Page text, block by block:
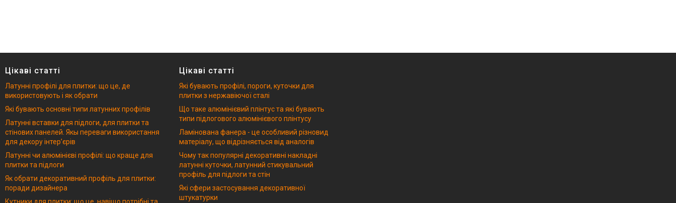
Цікаві статті
Латунні профілі для плитки: що це, де
використовують і як обрати
Які бувають основні типи латунних профілів
Латунні вставки для підлоги, для плитки та
стінових панелей. Якы переваги використання
для декору інтерʼєрів
Латунні чи алюмінієві профілі: що краще для
плитки та підлоги
Як обрати декоративний профіль для плитки:
поради дизайнера
Кутники для плитки: що це, навіщо потрібні та
Цікаві статті
Які бувають профілі, пороги, куточки для
плитки з нержавіючої сталі
Що таке алюмінієвий плінтус та які бувають
типи підлогового алюмінієвого плінтусу
Ламінована фанера - це особливий різновид
матеріалу, що відрізняється від аналогів
Чому так популярні декоративні накладні
латунні куточки, латунний стикувальний
профіль для підлоги та стін
Які сфери застосування декоративної
штукатурки